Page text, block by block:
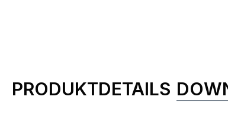
Produktinformationen
PRODUKTDETAILS